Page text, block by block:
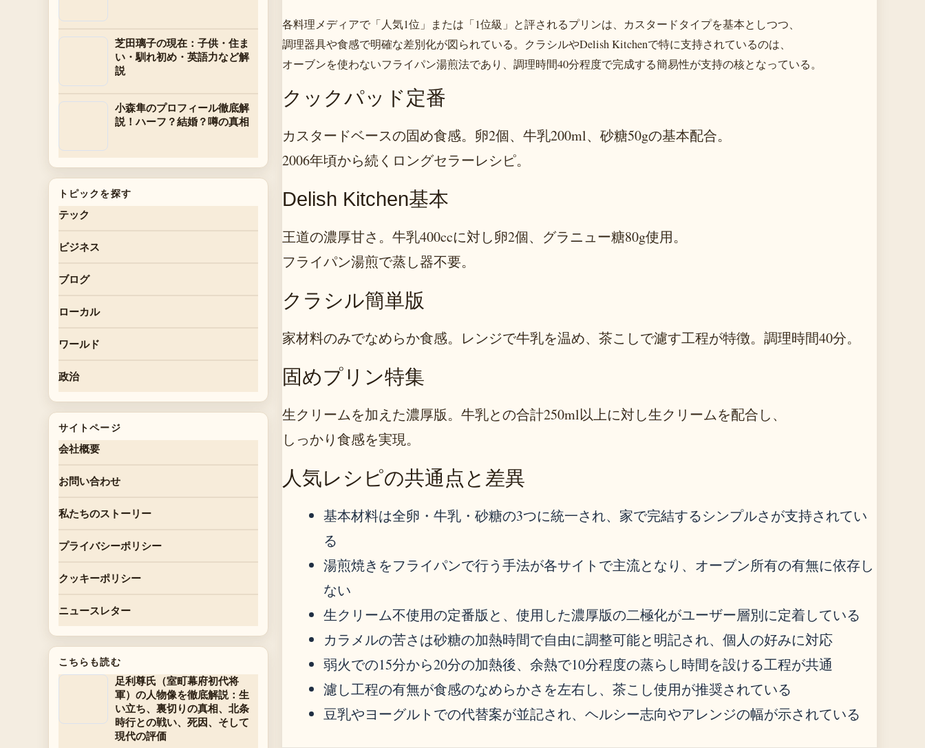
各料理メディアで「人気1位」または「1位級」と評されるプリンは、カスタードタイプを基本としつつ、
調理器具や食感で明確な差別化が図られている。クラシルやDelish Kitchenで特に支持されているのは、
オーブンを使わないフライパン湯煎法であり、調理時間40分程度で完成する簡易性が支持の核となっている。
クックパッド定番
カスタードベースの固め食感。卵2個、牛乳200ml、砂糖50gの基本配合。
2006年頃から続くロングセラーレシピ。
Delish Kitchen基本
王道の濃厚甘さ。牛乳400ccに対し卵2個、グラニュー糖80g使用。
フライパン湯煎で蒸し器不要。
クラシル簡単版
家材料のみでなめらか食感。レンジで牛乳を温め、茶こしで濾す工程が特徴。調理時間40分。
固めプリン特集
生クリームを加えた濃厚版。牛乳との合計250ml以上に対し生クリームを配合し、
しっかり食感を実現。
人気レシピの共通点と差異
基本材料は全卵・牛乳・砂糖の3つに統一され、家で完結するシンプルさが支持されてい
る
湯煎焼きをフライパンで行う手法が各サイトで主流となり、オーブン所有の有無に依存し
ない
生クリーム不使用の定番版と、使用した濃厚版の二極化がユーザー層別に定着している
カラメルの苦さは砂糖の加熱時間で自由に調整可能と明記され、個人の好みに対応
弱火での15分から20分の加熱後、余熱で10分程度の蒸らし時間を設ける工程が共通
濾し工程の有無が食感のなめらかさを左右し、茶こし使用が推奨されている
豆乳やヨーグルトでの代替案が並記され、ヘルシー志向やアレンジの幅が示されている
芝田璃子の現在：子供・住ま
い・馴れ初め・英語力など解
説
小森隼のプロフィール徹底解
説！ハーフ？結婚？噂の真相
トピックを探す
テック
ビジネス
ブログ
ローカル
ワールド
政治
サイトページ
会社概要
お問い合わせ
私たちのストーリー
プライバシーポリシー
クッキーポリシー
ニュースレター
こちらも読む
足利尊氏（室町幕府初代将
軍）の人物像を徹底解説：生
い立ち、裏切りの真相、北条
時行との戦い、死因、そして
現代の評価